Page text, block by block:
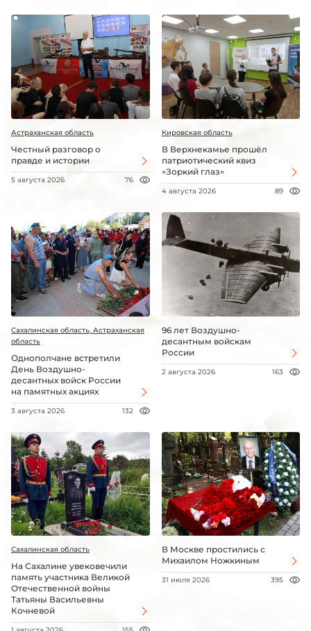
Астраханская область
Честный разговор о
правде и истории
5 августа 2026 76
Кировская область
В Верхнекамье прошёл
патриотический квиз
«Зоркий глаз»
4 августа 2026 89
Сахалинская область, Астраханская
область
Однополчане встретили
День Воздушно-
десантных войск России
на памятных акциях
3 августа 2026 132
96 лет Воздушно-
десантным войскам
России
2 августа 2026 163
Сахалинская область
На Сахалине увековечили
память участника Великой
Отечественной войны
Татьяны Васильевны
Кочневой
В Москве простились с
Михаилом Ножкиным
31 июля 2026 395